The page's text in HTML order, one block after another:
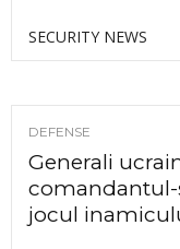
SECURITY NEWS
DEFENSE
Generali
comandantul-
jocul